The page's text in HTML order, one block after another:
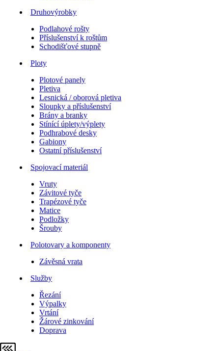
Druhovýrobky
Podlahové rošty
Příslušenství k roštům
Schodišťové stupně
Ploty
Plotové panely
Pletiva
Lesnická / oborová pletiva
Sloupky a příslušenství
Brány a branky
Stínící úplety/výplety
Podhrabové desky
Gabiony
Ostatní příslušenství
Spojovací materiál
Vruty
Závitové tyče
Trapézové tyče
Matice
Podložky
Šrouby
Polotovary a komponenty
Závěsná vrata
Služby
Řezání
Výpalky
Vrtání
Žárové zinkování
Doprava